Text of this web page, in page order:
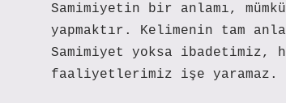
Samimiyetin bir anlamı,
yapmaktır. Kelimenin tam
Samimiyet yoksa
faaliyetlerimiz işe yaramaz.